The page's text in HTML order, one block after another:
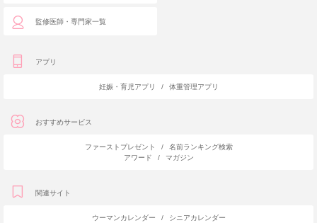
監修医師・専門家一覧
アプリ
妊娠・育児アプリ / 体重管理アプリ
おすすめサービス
ファーストプレゼント /
名前ランキング検索
アワード
/ マガジン
関連サイト
ウーマンカレンダー /
シニアカレンダー